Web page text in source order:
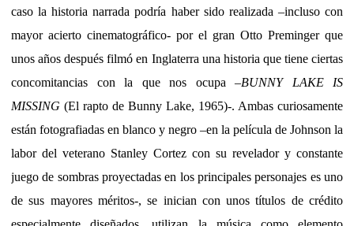
caso la historia narrada podría haber sido realizada –incluso con
mayor acierto cinematográfico- por el gran Otto Preminger que
unos años después filmó en Inglaterra una historia que tiene ciertas
concomitancias con la que nos ocupa –BUNNY LAKE IS
MISSING (El rapto de Bunny Lake, 1965)-. Ambas curiosamente
están fotografiadas en blanco y negro –en la película de Johnson la
labor del veterano Stanley Cortez con su revelador y constante
juego de sombras proyectadas en los principales personajes es uno
de sus mayores méritos-, se inician con unos títulos de crédito